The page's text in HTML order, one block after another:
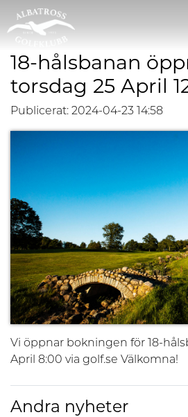
18-hålsbanan
torsdag 25 April
Publicerat: 2024-04-23 14:58
Vi öppnar bokningen för 18-
April 8:00 via golf.se Välkomna!
Andra nyheter